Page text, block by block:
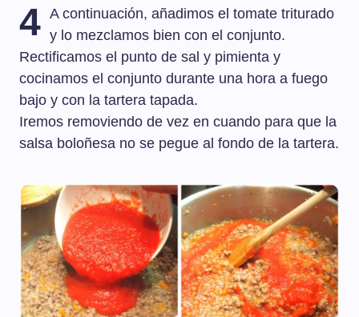
4 A continuación, añadimos el tomate triturado
y lo mezclamos bien con el conjunto.
Rectificamos el punto de sal y pimienta y
cocinamos el conjunto durante una hora a fuego
bajo y con la tartera tapada.
Iremos removiendo de vez en cuando para que la
salsa boloñesa no se pegue al fondo de la tartera.